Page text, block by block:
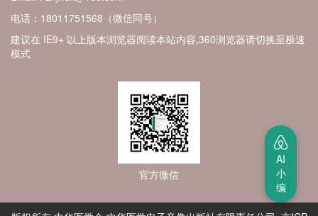
电话：18011751568（微信同号）
建议在 IE9+ 以上版本浏览器阅读本站内容,360浏览器请切换至极速
模式
官方微信
AI
小
编